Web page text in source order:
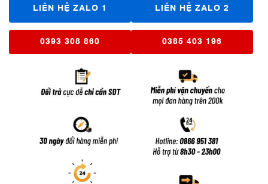
LIÊN HỆ ZALO 1 LIÊN HỆ ZALO 2
0393 308 860 0385 403 196